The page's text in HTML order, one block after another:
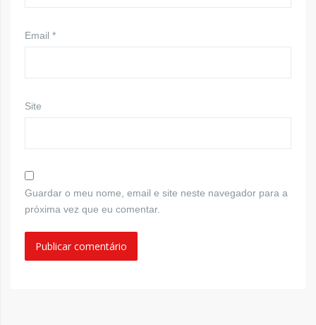
Email *
Site
Guardar o meu nome, email e site neste navegador para a
próxima vez que eu comentar.